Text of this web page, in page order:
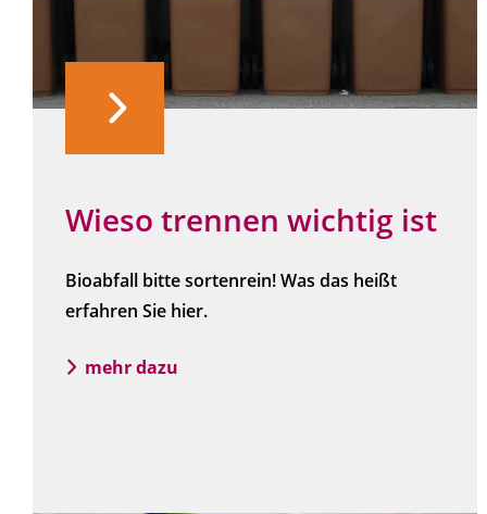
Wieso trennen wichtig ist
Bioabfall bitte sortenrein! Was das heißt
erfahren Sie hier.
mehr dazu